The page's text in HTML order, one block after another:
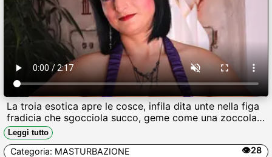
La troia esotica apre le cosce, infila dita unte nella figa
fradicia che sgocciola succo, geme come una zoccola
mentre si incula il clitoride gonfio, scopando se stessa
fino al cazzo di schizzare bollente.
Leggi tutto
Categoria: MASTURBAZIONE 👁️28